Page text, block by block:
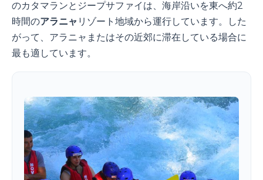
のカタマランとジープサファイは、海岸沿いを東へ約2
時間のアラニャ リゾート地域から運行しています。した
がって、アラニャまたはその近郊に滞在している場合に
最も適しています。